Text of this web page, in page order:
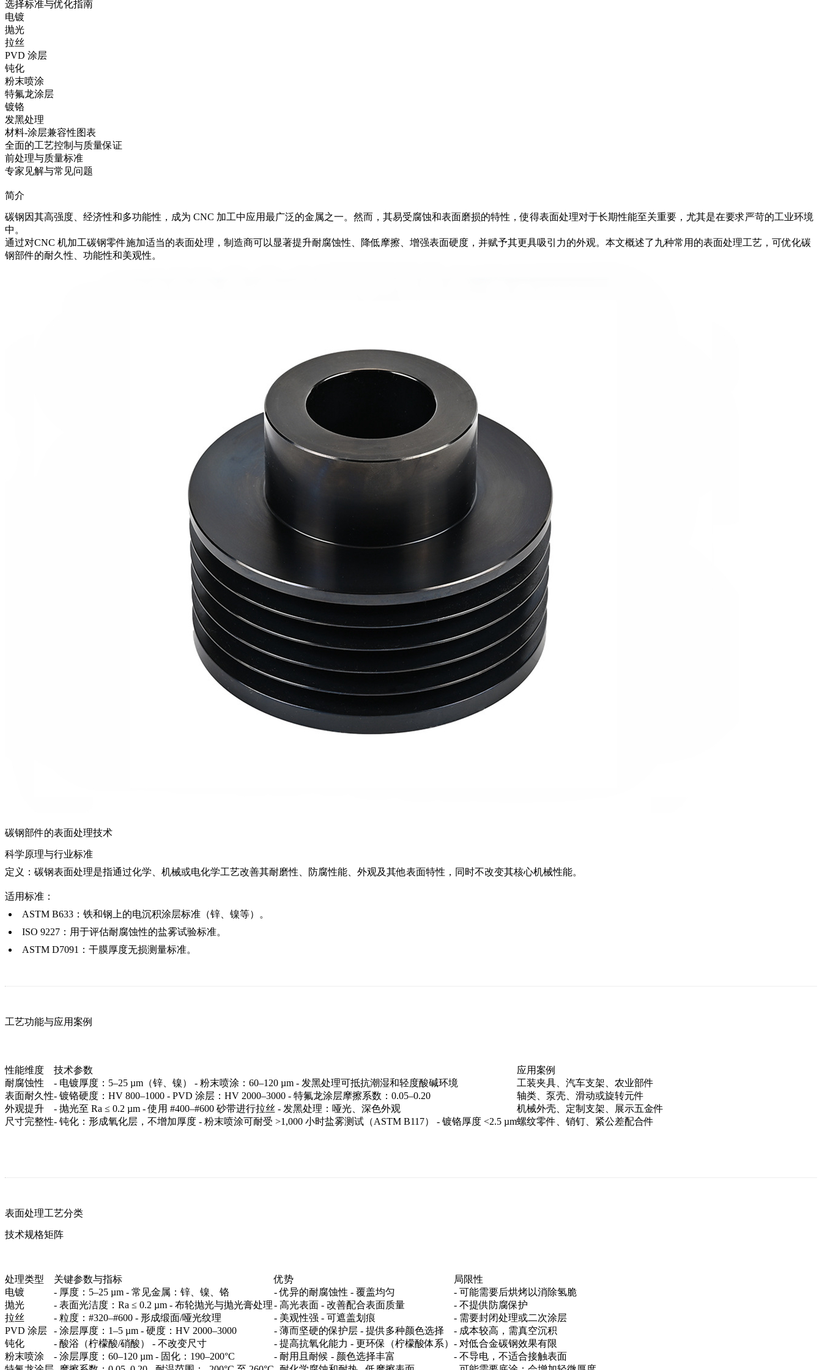
选择标准与优化指南
电镀
抛光
拉丝
PVD 涂层
钝化
粉末喷涂
特氟龙涂层
镀铬
发黑处理
材料-涂层兼容性图表
全面的工艺控制与质量保证
前处理与质量标准
专家见解与常见问题
简介
碳钢因其高强度、经济性和多功能性，成为 CNC 加工中应用最广泛的金属之一。然而，其易受腐蚀和表面磨损的特性，使得表面处理对于长期性能至关重要，尤其是在要求严苛的工业环境
中。
通过对CNC 机加工碳钢零件施加适当的表面处理，制造商可以显著提升耐腐蚀性、降低摩擦、增强表面硬度，并赋予其更具吸引力的外观。本文概述了九种常用的表面处理工艺，可优化碳
钢部件的耐久性、功能性和美观性。
碳钢部件的表面处理技术
科学原理与行业标准
定义： 碳钢表面处理是指通过化学、机械或电化学工艺改善其耐磨性、防腐性能、外观及其他表面特性，同时不改变其核心机械性能。
适用标准：
ASTM B633： 铁和钢上的电沉积涂层标准（锌、镍等）。
ISO 9227： 用于评估耐腐蚀性的盐雾试验标准。
ASTM D7091： 干膜厚度无损测量标准。
工艺功能与应用案例
性能维度 技术参数
应用案例
耐腐蚀性
- 电镀厚度：5–25 µm（锌、镍） - 粉末喷涂：60–120 µm - 发黑处理可抵抗潮湿和轻度酸碱环境
工装夹具、汽车支架、农业部件
表面耐久性- 镀铬硬度：HV 800–1000 - PVD 涂层：HV 2000–3000 - 特氟龙涂层摩擦系数：0.05–0.20
轴类、泵壳、滑动或旋转元件
外观提升
- 抛光至 Ra ≤ 0.2 µm - 使用 #400–#600 砂带进行拉丝 - 发黑处理：哑光、深色外观
机械外壳、定制支架、展示五金件
尺寸完整性- 钝化：形成氧化层，不增加厚度 - 粉末喷涂可耐受 >1,000 小时盐雾测试（ASTM B117） - 镀铬厚度 <2.5 µm螺纹零件、销钉、紧公差配合件
表面处理工艺分类
技术规格矩阵
处理类型 关键参数与指标 优势
局限性
电镀
- 厚度：5–25 µm - 常见金属：锌、镍、铬 - 优异的耐腐蚀性 - 覆盖均匀
- 可能需要后烘烤以消除氢脆
抛光
- 表面光洁度：Ra ≤ 0.2 µm - 布轮抛光与抛光膏处理- 高光表面 - 改善配合表面质量
- 不提供防腐保护
拉丝
- 粒度：#320–#600 - 形成缎面/哑光纹理 - 美观性强 - 可遮盖划痕
- 需要封闭处理或二次涂层
PVD 涂层
- 涂层厚度：1–5 µm - 硬度：HV 2000–3000 - 薄而坚硬的保护层 - 提供多种颜色选择
- 成本较高，需真空沉积
钝化
- 酸浴（柠檬酸/硝酸） - 不改变尺寸 - 提高抗氧化能力 - 更环保（柠檬酸体系） - 对低合金碳钢效果有限
粉末喷涂
- 涂层厚度：60–120 µm - 固化：190–200°C - 耐用且耐候 - 颜色选择丰富
- 不导电，不适合接触表面